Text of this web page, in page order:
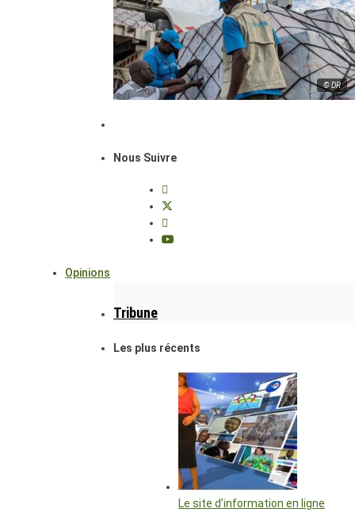
© DR
Nous Suivre
Opinions
Tribune
Les plus récents
Le site d’information en ligne